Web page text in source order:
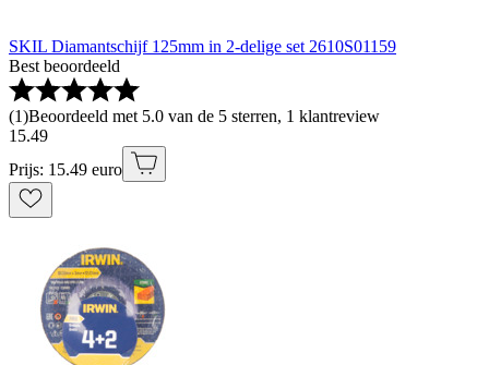
SKIL Diamantschijf 125mm in 2-delige set 2610S01159
Best beoordeeld
(1)Beoordeeld met 5.0 van de 5 sterren, 1 klantreview
15.49
Prijs: 15.49 euro